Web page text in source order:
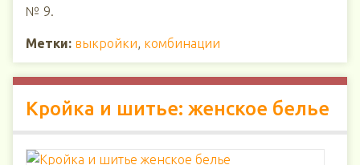
№ 9.
Метки: выкройки, комбинации
Кройка и шитье: женское белье